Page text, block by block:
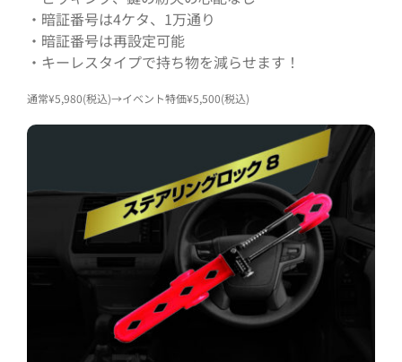
・暗証番号は4ケタ、1万通り
・暗証番号は再設定可能
・キーレスタイプで持ち物を減らせます！
通常¥5,980(税込)→イベント特価¥5,500(税込)